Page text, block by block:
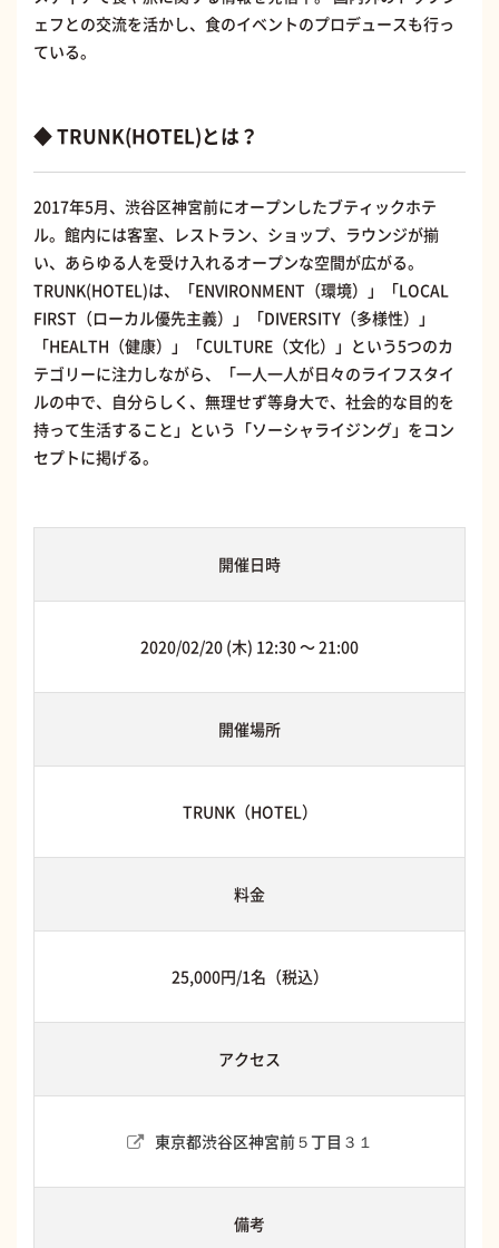
ェフとの交流を活かし、食のイベントのプロデュースも行っ
ている。
◆ TRUNK(HOTEL)とは？
2017年5月、渋谷区神宮前にオープンしたブティックホテ
ル。館内には客室、レストラン、ショップ、ラウンジが揃
い、あらゆる人を受け入れるオープンな空間が広がる。
TRUNK(HOTEL)は、「ENVIRONMENT（環境）」「LOCAL
FIRST（ローカル優先主義）」「DIVERSITY（多様性）」
「HEALTH（健康）」「CULTURE（文化）」という5つのカ
テゴリーに注力しながら、「一人一人が日々のライフスタイ
ルの中で、自分らしく、無理せず等身大で、社会的な目的を
持って生活すること」という「ソーシャライジング」をコン
セプトに掲げる。
開催日時
2020/02/20 (木) 12:30 〜 21:00
開催場所
TRUNK（HOTEL）
料金
25,000円/1名（税込）
アクセス
東京都渋谷区神宮前５丁目３１
備考